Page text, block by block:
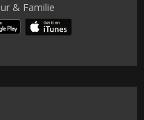
& Familie